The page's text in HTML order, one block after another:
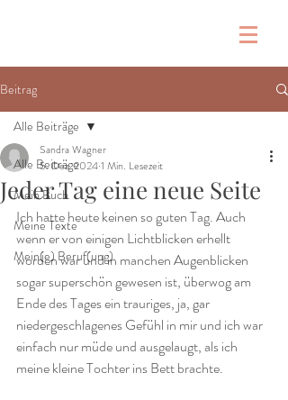
Beitrag
Alle Beiträge
Mein Buch
Meine Texte
Mein(e) Beruf(ung)
Alle Beiträge
Jeder Tag eine neue Seite
Sandra Wagner
5. Dez. 20241 Min. Lesezeit
Ich hatte heute keinen so guten Tag. Auch
wenn er von einigen Lichtblicken erhellt
worden war und in manchen Augenblicken
sogar superschön gewesen ist, überwog am
Ende des Tages ein trauriges, ja, gar
niedergeschlagenes Gefühl in mir und ich war
einfach nur müde und ausgelaugt, als ich
meine kleine Tochter ins Bett brachte.